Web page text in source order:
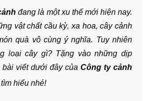
đang là một xu thế mới hiện nay.
vật chất cầu kỳ, xa hoa, cây cảnh
quà vô cùng ý nghĩa. Tuy nhiên
loại cây gì? Tặng vào những dịp
bài viết dưới đây của Công ty cảnh
hiểu nhé!